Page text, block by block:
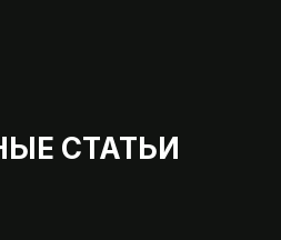
СТАТЬИ